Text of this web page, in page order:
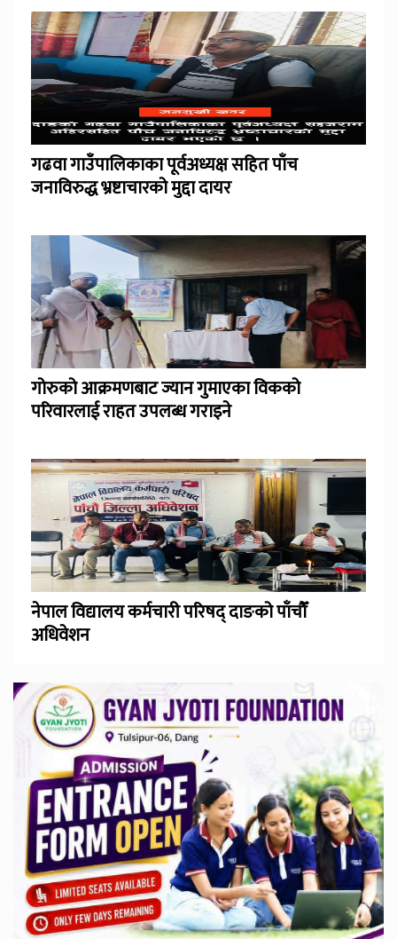
गढवा गाउँपालिकाका पूर्वअध्यक्ष सहित पाँच
जनाविरुद्ध भ्रष्टाचारको मुद्दा दायर
गोरुको आक्रमणबाट ज्यान गुमाएका विकको
परिवारलाई राहत उपलब्ध गराइने
नेपाल विद्यालय कर्मचारी परिषद् दाङको पाँचौँ
अधिवेशन